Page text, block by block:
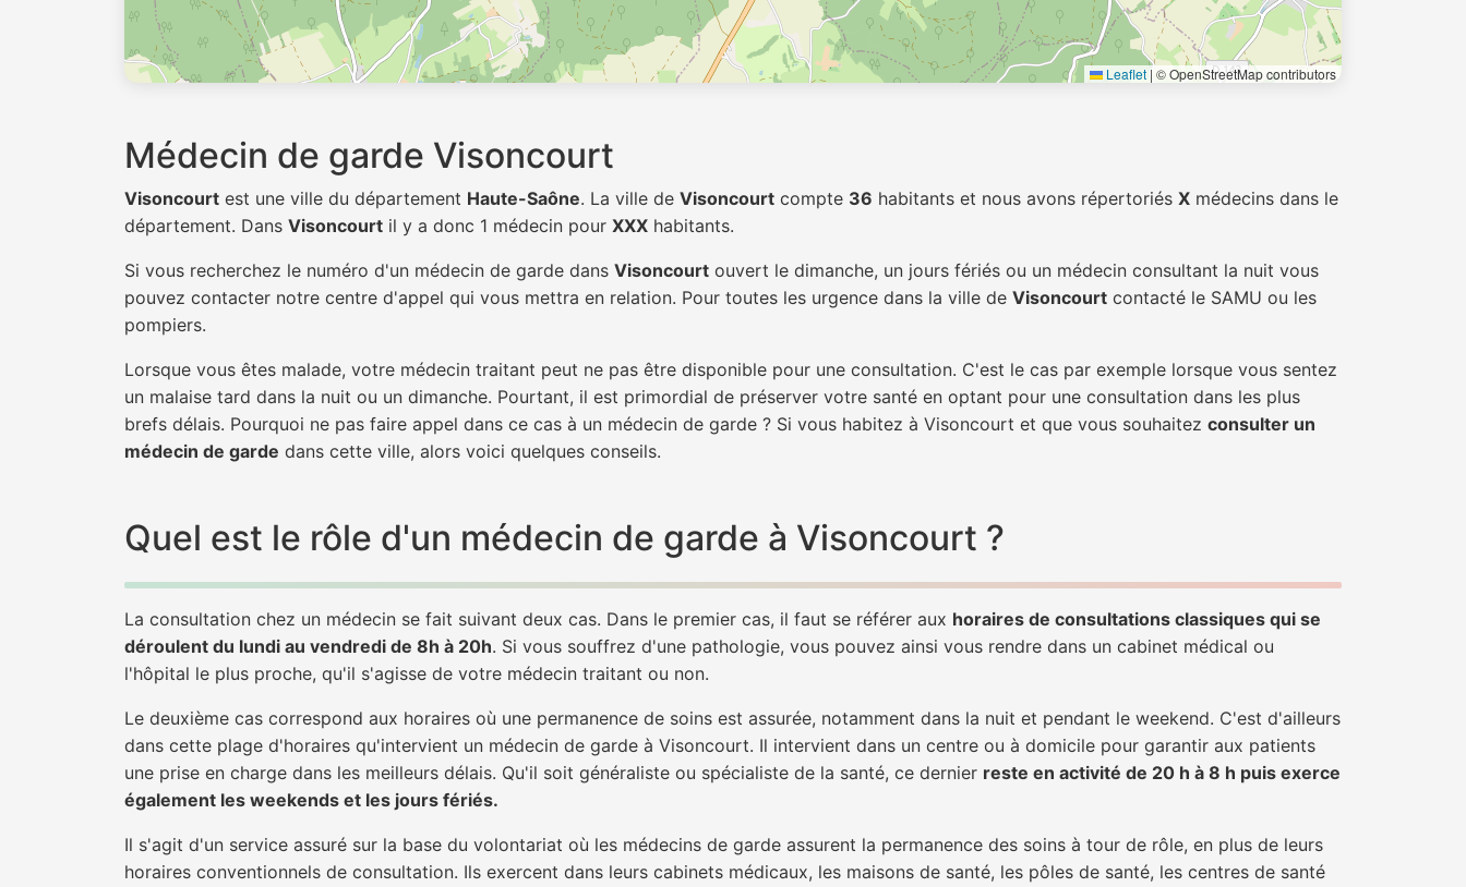
Leaflet | © OpenStreetMap contributors
Médecin de garde Visoncourt
Visoncourt est une ville du département Haute-Saône. La ville de Visoncourt compte 36 habitants et nous avons répertoriés X médecins dans le
département. Dans Visoncourt il y a donc 1 médecin pour XXX habitants.
Si vous recherchez le numéro d'un médecin de garde dans Visoncourt ouvert le dimanche, un jours fériés ou un médecin consultant la nuit vous
pouvez contacter notre centre d'appel qui vous mettra en relation. Pour toutes les urgence dans la ville de Visoncourt contacté le SAMU ou les
pompiers.
Lorsque vous êtes malade, votre médecin traitant peut ne pas être disponible pour une consultation. C'est le cas par exemple lorsque vous sentez
un malaise tard dans la nuit ou un dimanche. Pourtant, il est primordial de préserver votre santé en optant pour une consultation dans les plus
brefs délais. Pourquoi ne pas faire appel dans ce cas à un médecin de garde ? Si vous habitez à Visoncourt et que vous souhaitez consulter un
médecin de garde dans cette ville, alors voici quelques conseils.
Quel est le rôle d'un médecin de garde à Visoncourt ?
La consultation chez un médecin se fait suivant deux cas. Dans le premier cas, il faut se référer aux horaires de consultations classiques qui se
déroulent du lundi au vendredi de 8h à 20h. Si vous souffrez d'une pathologie, vous pouvez ainsi vous rendre dans un cabinet médical ou
l'hôpital le plus proche, qu'il s'agisse de votre médecin traitant ou non.
Le deuxième cas correspond aux horaires où une permanence de soins est assurée, notamment dans la nuit et pendant le weekend. C'est d'ailleurs
dans cette plage d'horaires qu'intervient un médecin de garde à Visoncourt. Il intervient dans un centre ou à domicile pour garantir aux patients
une prise en charge dans les meilleurs délais. Qu'il soit généraliste ou spécialiste de la santé, ce dernier reste en activité de 20 h à 8 h puis exerce
également les weekends et les jours fériés.
Il s'agit d'un service assuré sur la base du volontariat où les médecins de garde assurent la permanence des soins à tour de rôle, en plus de leurs
horaires conventionnels de consultation. Ils exercent dans leurs cabinets médicaux, les maisons de santé, les pôles de santé, les centres de santé